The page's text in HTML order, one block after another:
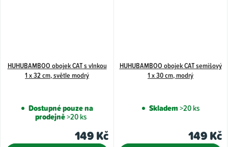
HUHUBAMBOO obojek CAT s vlnkou
1 x 32 cm, světle modrý
Dostupné pouze na
prodejně>20 ks
149 Kč
HUHUBAMBOO obojek CAT semišový
1 x 30 cm, modrý
Skladem>20 ks
149 Kč